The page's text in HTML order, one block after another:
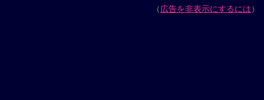
（広告を非表示にするには）